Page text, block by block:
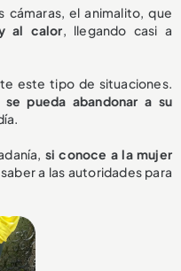
cámaras, el animalito, que
al calor, llegando casi a
este tipo de situaciones.
pueda abandonar a su
si conoce a la mujer
a las autoridades para